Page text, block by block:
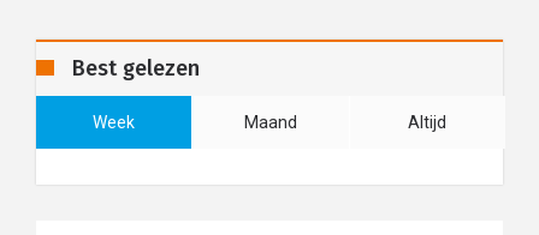
Best gelezen
Week Maand Altijd